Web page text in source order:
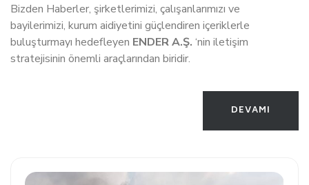
Bizden Haberler, şirketlerimizi, çalışanlarımızı ve
bayilerimizi, kurum aidiyetini güçlendiren içeriklerle
buluşturmayı hedefleyen ENDER A.Ş. ‘nin iletişim
stratejisinin önemli araçlarından biridir.
DEVAMI